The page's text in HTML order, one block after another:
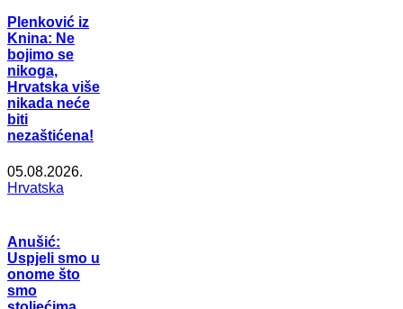
Plenković iz
Knina: Ne
bojimo se
nikoga,
Hrvatska više
nikada neće
biti
nezaštićena!
05.08.2026.
Hrvatska
Anušić:
Uspjeli smo u
onome što
smo